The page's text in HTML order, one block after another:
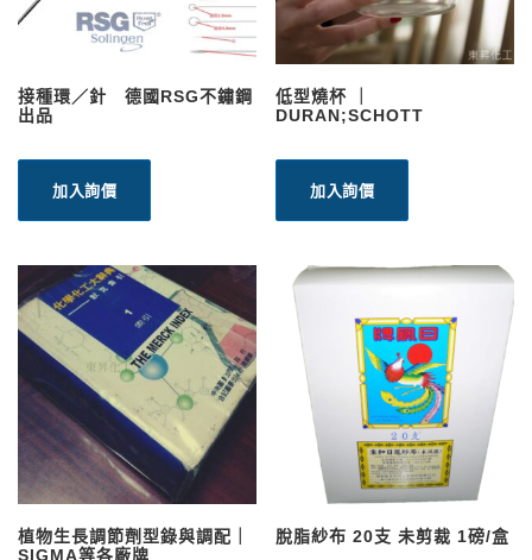
接種環／針 德國RSG不鏽鋼
出品
加入詢價
低型燒杯 ｜
DURAN;SCHOTT
加入詢價
植物生長調節劑型錄與調配｜
SIGMA等各廠牌
脫脂紗布 20支 未剪裁 1磅/盒